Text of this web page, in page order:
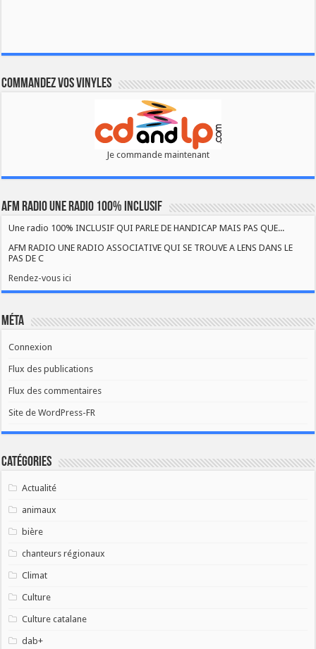
Commandez vos vinyles
Je commande maintenant
AFM RADIO UNE RADIO 100% INCLUSIF
Une radio 100% INCLUSIF QUI PARLE DE HANDICAP MAIS PAS QUE...
AFM RADIO UNE RADIO ASSOCIATIVE QUI SE TROUVE A LENS DANS LE
PAS DE C
Rendez-vous ici
Méta
Connexion
Flux des publications
Flux des commentaires
Site de WordPress-FR
Catégories
Actualité
animaux
bière
chanteurs régionaux
Climat
Culture
Culture catalane
dab+